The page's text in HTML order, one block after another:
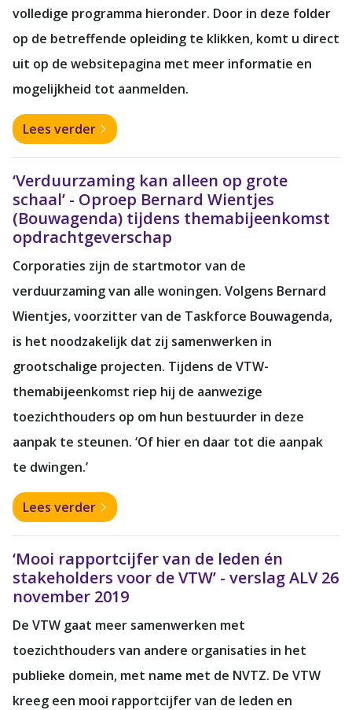
volledige programma hieronder. Door in deze folder
op de betreffende opleiding te klikken, komt u direct
uit op de websitepagina met meer informatie en
mogelijkheid tot aanmelden.
Lees verder
‘Verduurzaming kan alleen op grote
schaal’ - Oproep Bernard Wientjes
(Bouwagenda) tijdens themabijeenkomst
opdrachtgeverschap
Corporaties zijn de startmotor van de
verduurzaming van alle woningen. Volgens Bernard
Wientjes, voorzitter van de Taskforce Bouwagenda,
is het noodzakelijk dat zij samenwerken in
grootschalige projecten. Tijdens de VTW-
themabijeenkomst riep hij de aanwezige
toezichthouders op om hun bestuurder in deze
aanpak te steunen. ‘Of hier en daar tot die aanpak
te dwingen.’
Lees verder
‘Mooi rapportcijfer van de leden én
stakeholders voor de VTW’ - verslag ALV 26
november 2019
De VTW gaat meer samenwerken met
toezichthouders van andere organisaties in het
publieke domein, met name met de NVTZ. De VTW
kreeg een mooi rapportcijfer van de leden en